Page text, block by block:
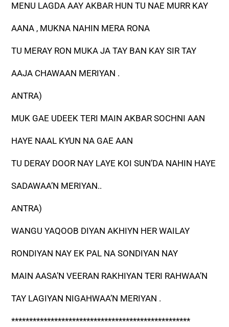
MENU LAGDA AAY AKBAR HUN TU NAE MURR KAY
AANA , MUKNA NAHIN MERA RONA
TU MERAY RON MUKA JA TAY BAN KAY SIR TAY
AAJA CHAWAAN MERIYAN .
ANTRA)
MUK GAE UDEEK TERI MAIN AKBAR SOCHNI AAN
HAYE NAAL KYUN NA GAE AAN
TU DERAY DOOR NAY LAYE KOI SUN’DA NAHIN HAYE
SADAWAA’N MERIYAN..
ANTRA)
WANGU YAQOOB DIYAN AKHIYN HER WAILAY
RONDIYAN NAY EK PAL NA SONDIYAN NAY
MAIN AASA’N VEERAN RAKHIYAN TERI RAHWAA’N
TAY LAGIYAN NIGAHWAA’N MERIYAN .
**************************************************